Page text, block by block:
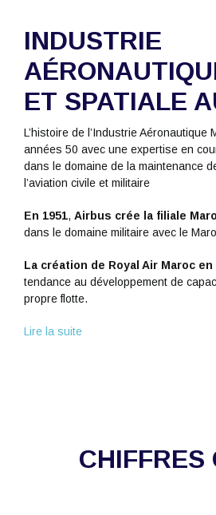
INDUSTRIE
ET SPATIALE
L’histoire de l’Industrie Aéronautique
années 50 avec une expertise en
dans le domaine de la maintenance
l’aviation civile et militaire
En 1951, Airbus crée la filiale
dans le domaine militaire avec le
La création de Royal Air Maroc en
tendance au développement de
propre flotte.
Lire la suite
CHIFFRES